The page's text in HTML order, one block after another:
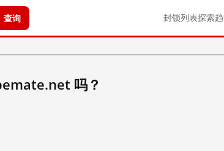
查询 封锁列表探索
吗？